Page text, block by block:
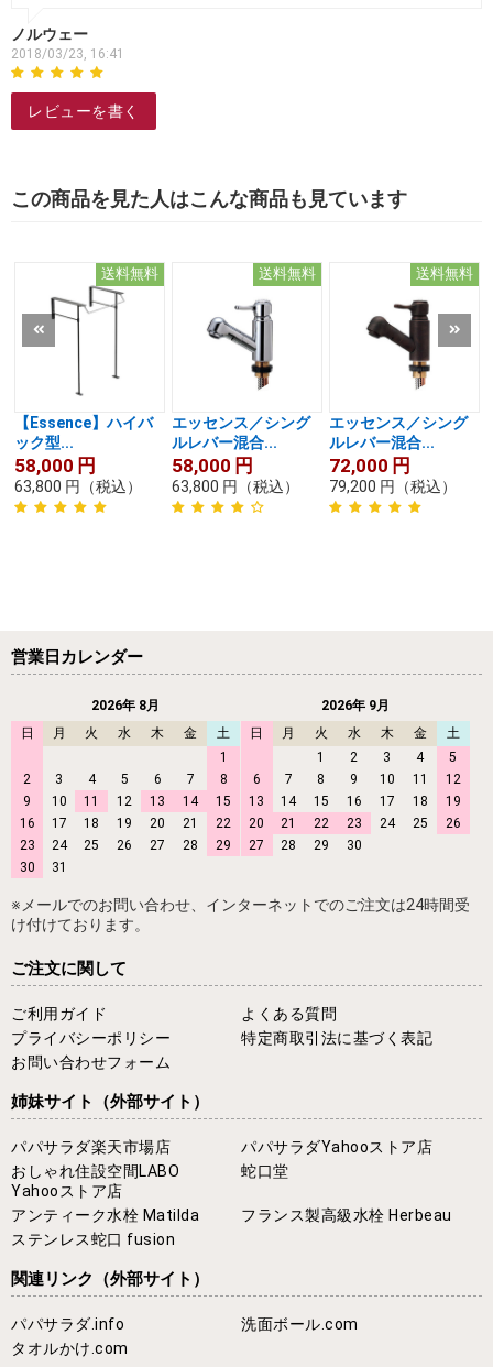
ノルウェー
2018/03/23, 16:41
レビューを書く
この商品を見た人はこんな商品も見ています
送料無料
【Essence】ハイバ
ック型...
58,000 円
63,800 円 （税込）
送料無料
エッセンス／シング
ルレバー混合...
58,000 円
63,800 円 （税込）
送料無料
エッセンス／シング
ルレバー混合...
72,000 円
79,200 円 （税込）
営業日カレンダー
2026年 8月
日
月 火 水 木 金
土
1
2
3 4 5 6 7
8
9
10 11 12 13 14
15
16
17 18 19 20 21
22
23
24 25 26 27 28
29
30
31
2026年 9月
日
月 火 水 木 金
土
1
2 3 4
5
6
7 8 9 10 11
12
13
14 15 16 17 18
19
20
21 22 23 24 25
26
27
28 29 30
※メールでのお問い合わせ、インターネットでのご注文は24時間受
け付けております。
ご注文に関して
ご利用ガイド
よくある質問
プライバシーポリシー
特定商取引法に基づく表記
お問い合わせフォーム
姉妹サイト （外部サイト）
パパサラダ楽天市場店
パパサラダYahooストア店
おしゃれ住設空間LABO
Yahooストア店
蛇口堂
アンティーク水栓 Matilda
フランス製高級水栓 Herbeau
ステンレス蛇口 fusion
関連リンク （外部サイト）
パパサラダ.info
洗面ボール.com
タオルかけ.com